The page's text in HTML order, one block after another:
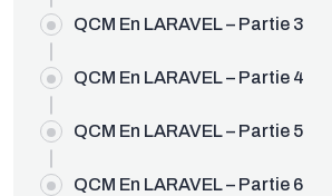
QCM En LARAVEL – Partie 3
QCM En LARAVEL – Partie 4
QCM En LARAVEL – Partie 5
QCM En LARAVEL – Partie 6